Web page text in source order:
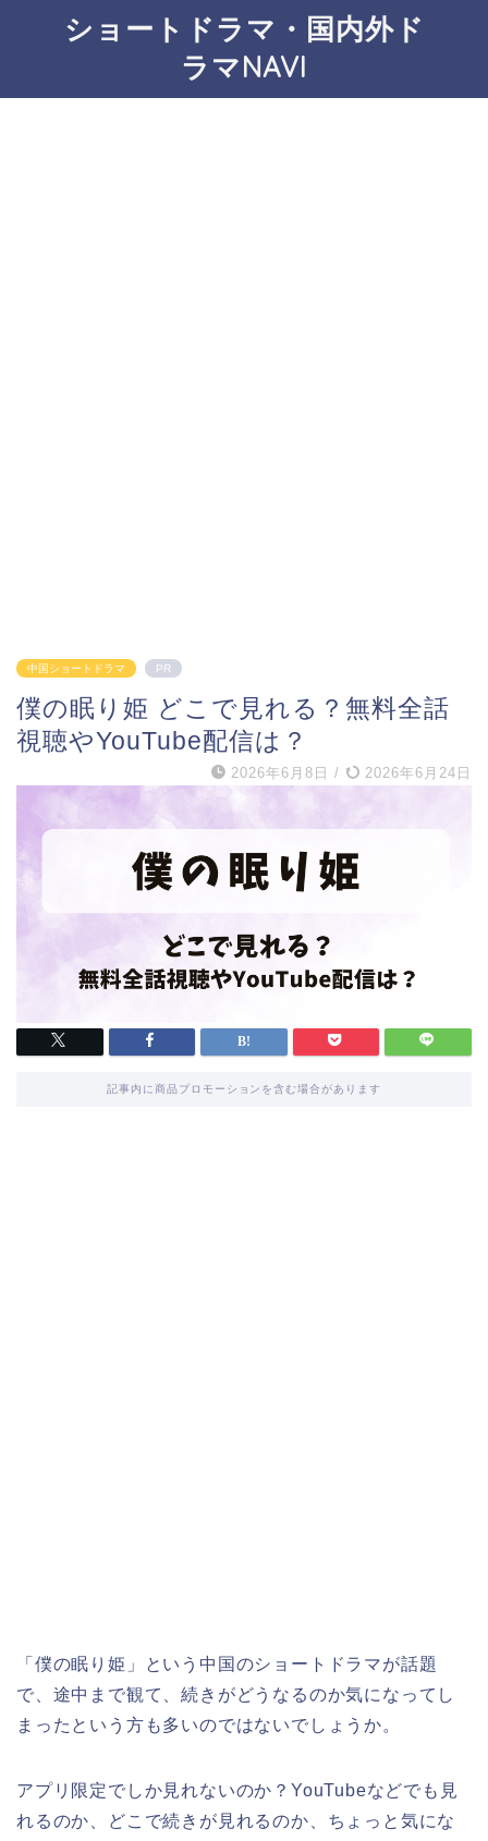
ショートドラマ・国内外ド
ラマNAVI
中国ショートドラマ PR
僕の眠り姫 どこで見れる？無料全話
視聴やYouTube配信は？
2026年6月8日 / 2026年6月24日
記事内に商品プロモーションを含む場合があります
「僕の眠り姫」という中国のショートドラマが話題
で、途中まで観て、続きがどうなるのか気になってし
まったという方も多いのではないでしょうか。
アプリ限定でしか見れないのか？YouTubeなどでも見
れるのか、どこで続きが見れるのか、ちょっと気にな